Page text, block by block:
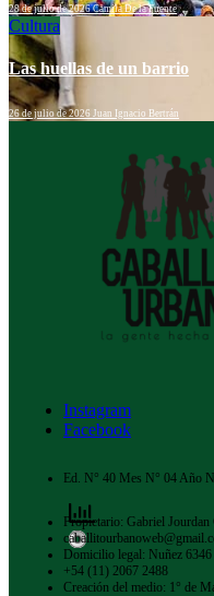
28 de julio de 2026Camila De la Fuente
Cultura
Las huellas de un barrio
26 de julio de 2026 Juan Ignacio Bertrán
Instagram
Facebook
Ed. N° 40 Mes N° 04 Año
Propietario: Gabriel
Domicilio legal: Nuñez
+54 (11) 2067 2488
Creación del medio: 1° de